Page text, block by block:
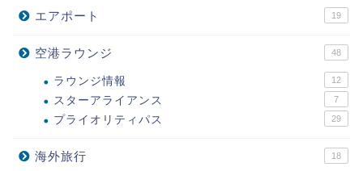
エアポート 19
空港ラウンジ 48
ラウンジ情報 12
スターアライアンス 7
プライオリティパス 29
海外旅行 18